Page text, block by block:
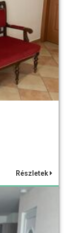
Részletek